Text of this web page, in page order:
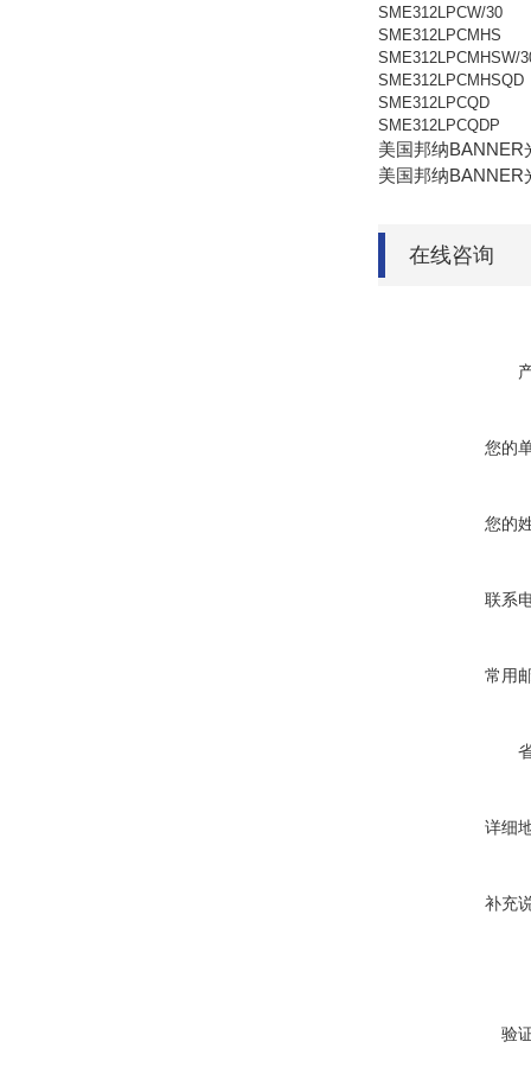
SME312LPCW/30
SME312LPCMHS
SME312LPCMHSW/
SME312LPCMHSQD
SME312LPCQD
SME312LPCQDP
美国邦纳BANNER
美国邦纳BANNER
在线咨询
您的
您的
联系
常用
详细
补充
验